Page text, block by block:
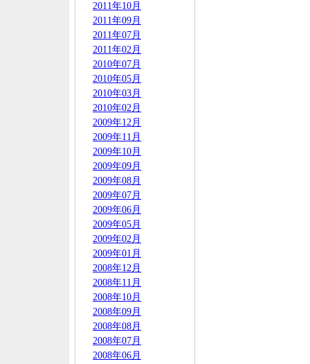
2011年10月
2011年09月
2011年07月
2011年02月
2010年07月
2010年05月
2010年03月
2010年02月
2009年12月
2009年11月
2009年10月
2009年09月
2009年08月
2009年07月
2009年06月
2009年05月
2009年02月
2009年01月
2008年12月
2008年11月
2008年10月
2008年09月
2008年08月
2008年07月
2008年06月